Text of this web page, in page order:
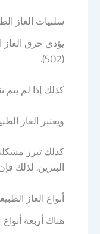
سلبيات الغاز
(SO2).
كذلك إذا لم
ويعتبر الغاز
البنزين. لذلك
أنواع الغاز
هناك أربعة